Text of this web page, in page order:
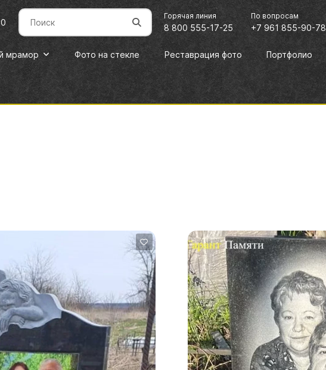
Горячая линия
8 800 555-17-25
По вопросам
+7 961 855-90-78
мрамор Фото на стекле Реставрация фото Портфолио